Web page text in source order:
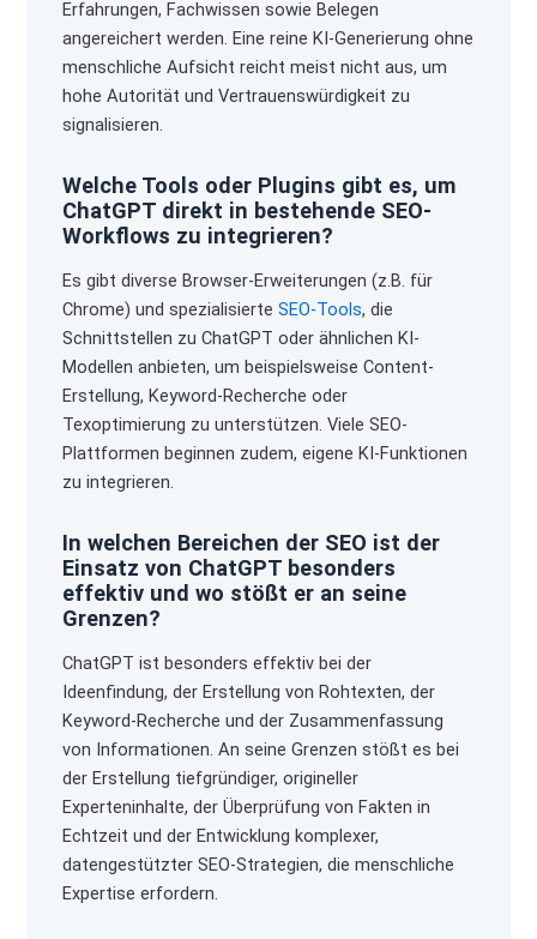
Erfahrungen, Fachwissen sowie Belegen
angereichert werden. Eine reine KI-Generierung ohne
menschliche Aufsicht reicht meist nicht aus, um
hohe Autorität und Vertrauenswürdigkeit zu
signalisieren.
Welche Tools oder Plugins gibt es, um
ChatGPT direkt in bestehende SEO-
Workflows zu integrieren?
Es gibt diverse Browser-Erweiterungen (z.B. für
Chrome) und spezialisierteSEO-Tools, die
Schnittstellen zu ChatGPT oder ähnlichen KI-
Modellen anbieten, um beispielsweise Content-
Erstellung, Keyword-Recherche oder
Texoptimierung zu unterstützen. Viele SEO-
Plattformen beginnen zudem, eigene KI-Funktionen
zu integrieren.
In welchen Bereichen der SEO ist der
Einsatz von ChatGPT besonders
effektiv und wo stößt er an seine
Grenzen?
ChatGPT ist besonders effektiv bei der
Ideenfindung, der Erstellung von Rohtexten, der
Keyword-Recherche und der Zusammenfassung
von Informationen. An seine Grenzen stößt es bei
der Erstellung tiefgründiger, origineller
Experteninhalte, der Überprüfung von Fakten in
Echtzeit und der Entwicklung komplexer,
datengestützter SEO-Strategien, die menschliche
Expertise erfordern.